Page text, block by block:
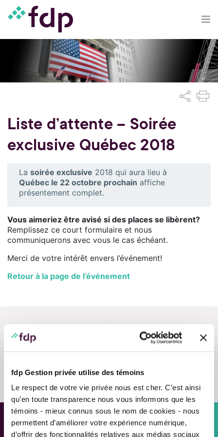
fdp Gestion privée utilise des témoins
Le respect de votre vie privée nous est cher. C’est ainsi
qu’en toute transparence nous vous informons que les
témoins - mieux connus sous le nom de cookies - nous
permettent d’améliorer votre expérience numérique,
d’offrir des fonctionnalités relatives aux médias sociaux
Liste d’attente – Soirée
exclusive Québec 2018
La soirée exclusive 2018 qui aura lieu à
Québec le 22 octobre prochain affiche
présentement complet.
Vous aimeriez être avisé si des places se libèrent?
Remplissez ce court formulaire et nous
communiquerons avec vous le cas échéant.
Merci de votre intérêt envers l’événement!
Retour à la page de l’événement
Nous contacter